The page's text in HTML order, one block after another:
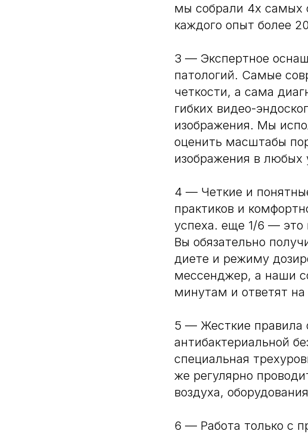
мы собрали 4х самых
каждого опыт более
3 — Экспертное
патологий. Самые
четкости, а сама
гибких видео-
изображения. Мы
оценить масштабы
изображения в любых
4 — Четкие и
практиков и
успеха. еще 1/6 — это
Вы обязательно
диете и режиму
мессенджер, а наши
минутам и ответят
5 — Жесткие правила
антибактериальной
специальная
же регулярно
воздуха,
6 — Работа только с